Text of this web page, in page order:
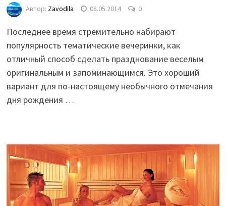
Автор: Zavodila 08.05.2014 0
Последнее время стремительно набирают
популярность тематические вечеринки, как
отличный способ сделать празднование веселым
оригинальным и запоминающимся. Это хороший
вариант для по-настоящему необычного отмечания
дня рождения …